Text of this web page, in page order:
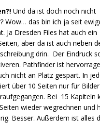
Und da ist doch noch nicht
Wow… das bin ich ja seit
Ja Dresden Files hat auch ein
aber da ist auch neben
drin. Der Eindruck
Pathfinder ist
nicht an Platz gespart. In
über 10 Seiten nur für
Bei 15 Kapiteln
wieder wegrechnen und
Besser. Außerdem ist alles